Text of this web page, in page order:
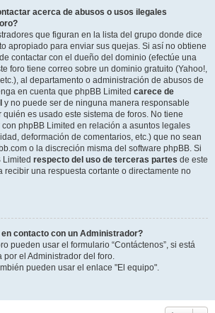
acerca de abusos o usos ilegales
que figuran en la lista del grupo donde dice
apropiado para enviar sus quejas. Si así no obtiene
contactar con el dueño del dominio (efectúe una
foro tiene correo sobre un dominio gratuito (Yahoo!,
al departamento o administración de abusos de
en cuenta que phpBB Limited carece de
y no puede ser de ninguna manera responsable
es usado este sistema de foros. No tiene
phpBB Limited en relación a asuntos legales
deformación de comentarios, etc.) que no sean
o la discreción misma del software phpBB. Si
Limited respecto del uso de terceras partes de este
recibir una respuesta cortante o directamente no
contacto con un Administrador?
pueden usar el formulario “Contáctenos”, si está
el Administrador del foro.
pueden usar el enlace "El equipo".